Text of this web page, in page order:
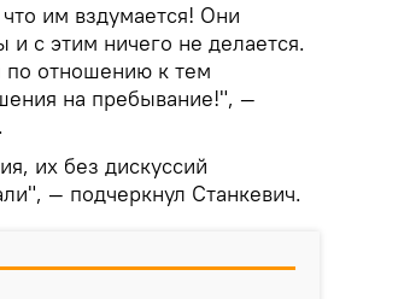
им вздумается! Они
с этим ничего не делается.
по отношению к тем
на пребывание!", —
.
их без дискуссий
— подчеркнул Станкевич.